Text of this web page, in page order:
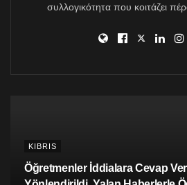
συλλογικότητα που κοιτάζει
KIBRIS
Öğretmenler İddialara Cevap